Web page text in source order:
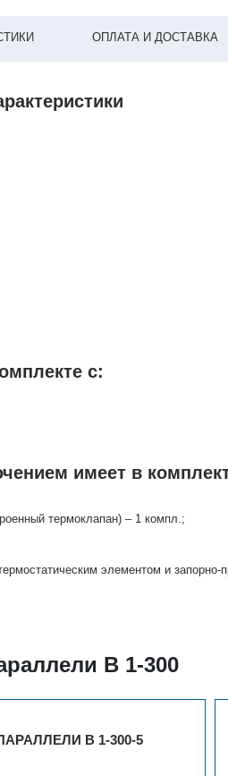
ОПЛАТА И ДОСТАВКА
с:
имеет в
термоклапан) – 1 компл.;
элементом и
В 1-300
В 1-300-5